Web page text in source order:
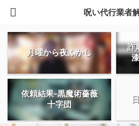
呪い代行業者
月曜から夜ふかし
詐
依頼結果-黒魔術薔薇
十字団